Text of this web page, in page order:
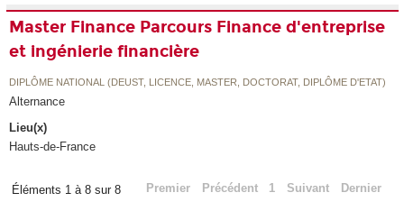
Master Finance Parcours Finance d'entreprise
et ingénierie financière
DIPLÔME NATIONAL (DEUST, LICENCE, MASTER, DOCTORAT, DIPLÔME D'ETAT)
Alternance
Lieu(x)
Hauts-de-France
Éléments 1 à 8 sur 8 Premier Précédent 1 Suivant Dernier